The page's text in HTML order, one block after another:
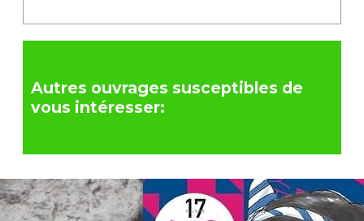
Autres ouvrages susceptibles de
vous intéresser: